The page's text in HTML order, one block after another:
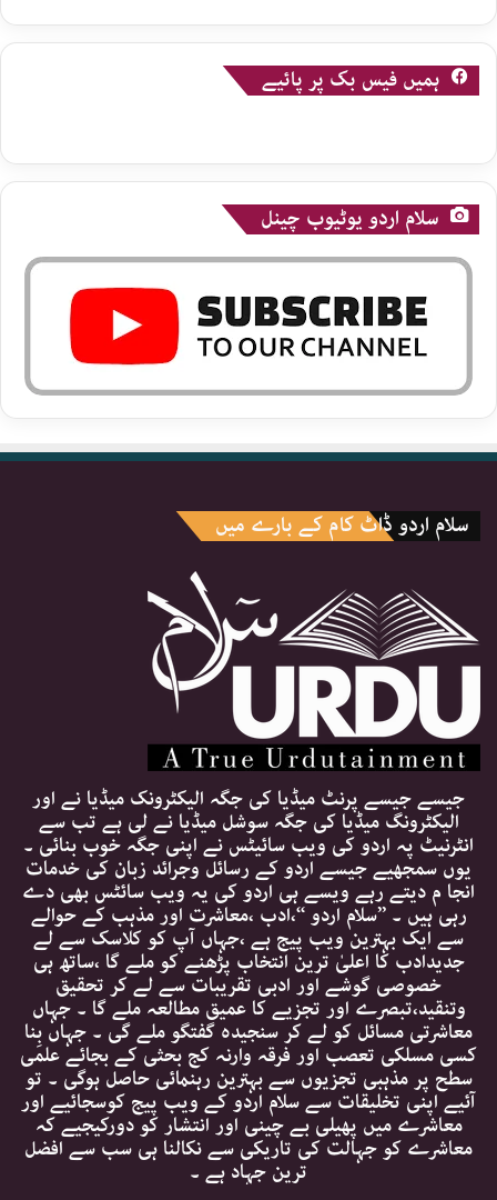
ہمیں فیس بک پر پائیے
سلام اردو یوٹیوب چینل
سلام اردو ڈاٹ کام کے بارے میں
جیسے جیسے پرنٹ میڈیا کی جگہ الیکٹرونک میڈیا نے اور
الیکٹرونگ میڈیا کی جگہ سوشل میڈیا نے لی ہے تب سے
انٹرنیٹ پہ اردو کی ویب سائیٹس نے اپنی جگہ خوب بنائی ۔
یوں سمجھیے جیسے اردو کے رسائل وجرائد زبان کی خدمات
انجا م دیتے رہے ویسے ہی اردو کی یہ ویب سائٹس بھی دے
رہی ہیں ۔ ’’سلام اردو ‘‘،ادب ،معاشرت اور مذہب کے حوالے
سے ایک بہترین ویب پیج ہے ،جہاں آپ کو کلاسک سے لے
جدیدادب کا اعلیٰ ترین انتخاب پڑھنے کو ملے گا ،ساتھ ہی
خصوصی گوشے اور ادبی تقریبات سے لے کر تحقیق
وتنقید،تبصرے اور تجزیے کا عمیق مطالعہ ملے گا ۔ جہاں
معاشرتی مسائل کو لے کر سنجیدہ گفتگو ملے گی ۔ جہاں بِنا
کسی مسلکی تعصب اور فرقہ وارنہ کج بحثی کے بجائے علمی
سطح پر مذہبی تجزیوں سے بہترین رہنمائی حاصل ہوگی ۔ تو
آئیے اپنی تخلیقات سے سلام اردو کے ویب پیج کوسجائیے اور
معاشرے میں پھیلی بے چینی اور انتشار کو دورکیجیے کہ
معاشرے کو جہالت کی تاریکی سے نکالنا ہی سب سے افضل
ترین جہاد ہے ۔